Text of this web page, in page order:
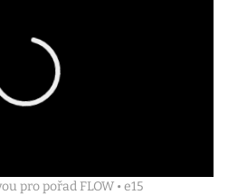
pro pořad FLOW • e15